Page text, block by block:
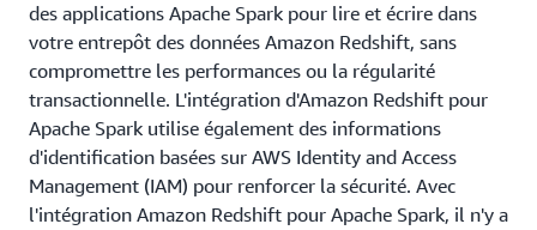
des applications Apache Spark pour lire et écrire dans
votre entrepôt des données Amazon Redshift, sans
compromettre les performances ou la régularité
transactionnelle. L'intégration d'Amazon Redshift pour
Apache Spark utilise également des informations
d'identification basées sur AWS Identity and Access
Management (IAM) pour renforcer la sécurité. Avec
l'intégration Amazon Redshift pour Apache Spark, il n'y a